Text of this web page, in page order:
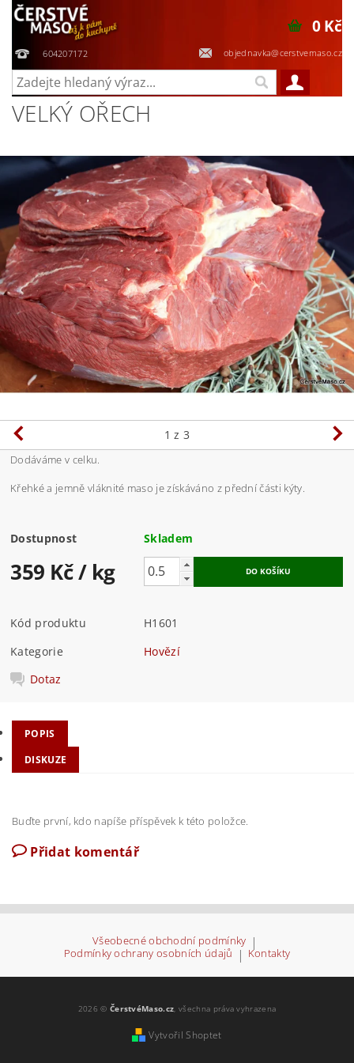
604207172 objednavka@cerstvemaso.cz
0 Kč
VELKÝ OŘECH
1 z 3
Dodáváme v celku.
Křehké a jemně vláknité maso je získáváno z přední části kýty.
Dostupnost Skladem
359 Kč/ kg
Kód produktu
H1601
Kategorie
Hovězí
Dotaz
POPIS
DISKUZE
Buďte první, kdo napíše příspěvek k této položce.
Přidat komentář
Všeobecné obchodní podmínky |
Podmínky ochrany osobních údajů | Kontakty
2026 © ČerstvéMaso.cz, všechna práva vyhrazena
Vytvořil Shoptet